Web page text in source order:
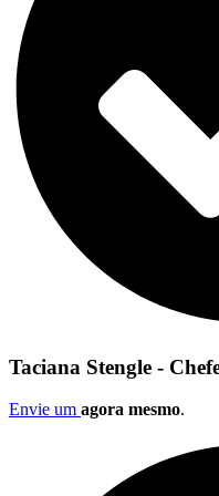
Taciana Stengle -
Envie um agora mesmo.